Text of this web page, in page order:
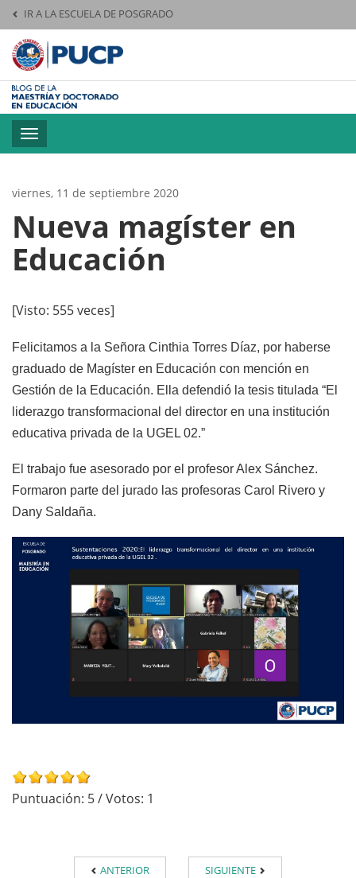
IR A LA ESCUELA DE POSGRADO
Pontificia
Toggle
navigation
viernes, 11 de septiembre 2020
Nueva magíster en
Educación
[Visto: 555 veces]
Felicitamos a la Señora Cinthia Torres Díaz, por haberse
graduado de Magíster en Educación con mención en
Gestión de la Educación. Ella defendió la tesis titulada “El
liderazgo transformacional del director en una institución
educativa privada de la UGEL 02.”
El trabajo fue asesorado por el profesor Alex Sánchez.
Formaron parte del jurado las profesoras Carol Rivero y
Dany Saldaña.
Puntuación: 5/ Votos: 1
ANTERIOR SIGUIENTE